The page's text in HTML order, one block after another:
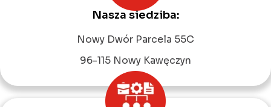
Nasza siedziba:
Nowy Dwór Parcela 55C
96-115 Nowy Kawęczyn